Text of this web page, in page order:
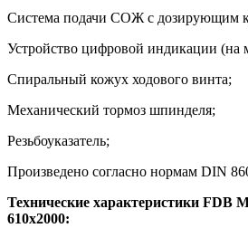
Система подачи СОЖ с дозирующим
Устройство цифровой индикации
Спиральный кожух ходового винта;
Механический тормоз шпинделя;
Резьбоуказатель;
Произведено согласно нормам DIN
Технические характеристики FDB
610x2000: